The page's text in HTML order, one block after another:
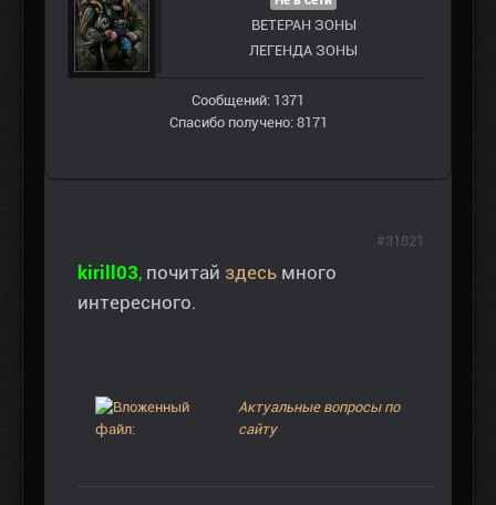
ВЕТЕРАН ЗOНЫ
ЛЕГЕНДА ЗОНЫ
Сообщений: 1371
Спасибо получено: 8171
kirill03, почитай здесь много
интересного.
Актуальные вопросы по
сайту
#31821